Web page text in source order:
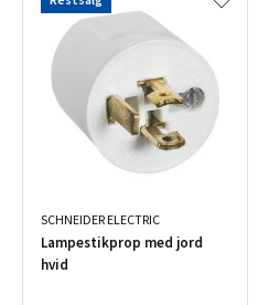
SCHNEIDER ELECTRIC
Lampestikprop med jord
hvid